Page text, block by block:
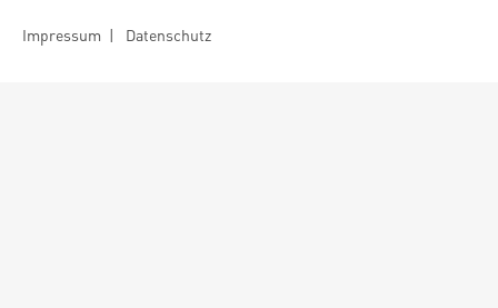
Impressum | Datenschutz